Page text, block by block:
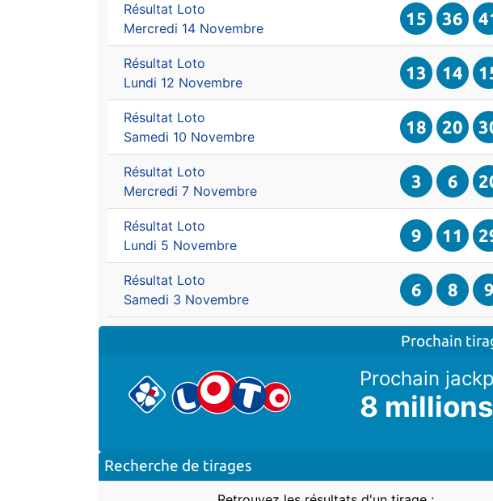
Résultat Loto
Mercredi 14 Novembre
15 36
Résultat Loto
Lundi 12 Novembre
13 14
Résultat Loto
Samedi 10 Novembre
18 20
Résultat Loto
Mercredi 7 Novembre
3 6
Résultat Loto
Lundi 5 Novembre
9 11
Résultat Loto
Samedi 3 Novembre
6 8 9
Prochain
Prochain
8
Recherche de tirages